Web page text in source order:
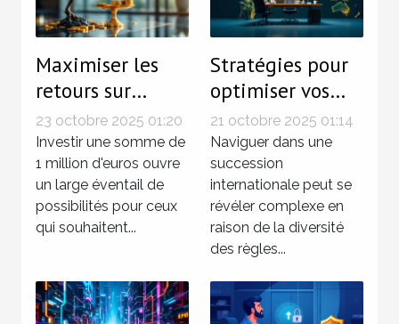
Maximiser les
retours sur
investissement
pour un capital
de 1 million
d'euros
23 octobre 2025 01:20
Investir une somme de
1 million d'euros ouvre
un large éventail de
possibilités pour ceux
qui souhaitent...
Stratégies pour
optimiser vos
droits dans une
succession
internationale
21 octobre 2025 01:14
Naviguer dans une
succession
internationale peut se
révéler complexe en
raison de la diversité
des règles...